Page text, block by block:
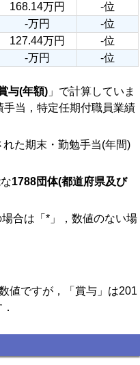
168.14万円 -位
-万円 -位
127.44万円 -位
-万円 -位
与(年額) 」で計算していま
当，特定任期付職員業績
れた期末・勤勉手当(年間)
1788団体(都道府県及び
合は「*」，数値のない場
値ですが，「賞与」は201